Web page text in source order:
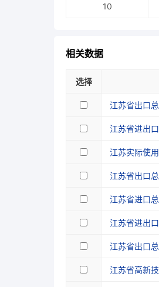
10
相关数据
选择
江苏省出口
江苏省进出
江苏实际使
江苏省出口
江苏省进口
江苏省进出
江苏省出口
江苏省高新